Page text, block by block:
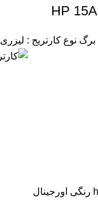
نوع کارتریج : لیزری